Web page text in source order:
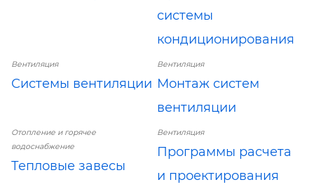
системы
кондиционирования
Вентиляция
Системы вентиляции
Вентиляция
Монтаж систем
вентиляции
Отопление и горячее
водоснабжение
Тепловые завесы
Вентиляция
Программы расчета
и проектирования